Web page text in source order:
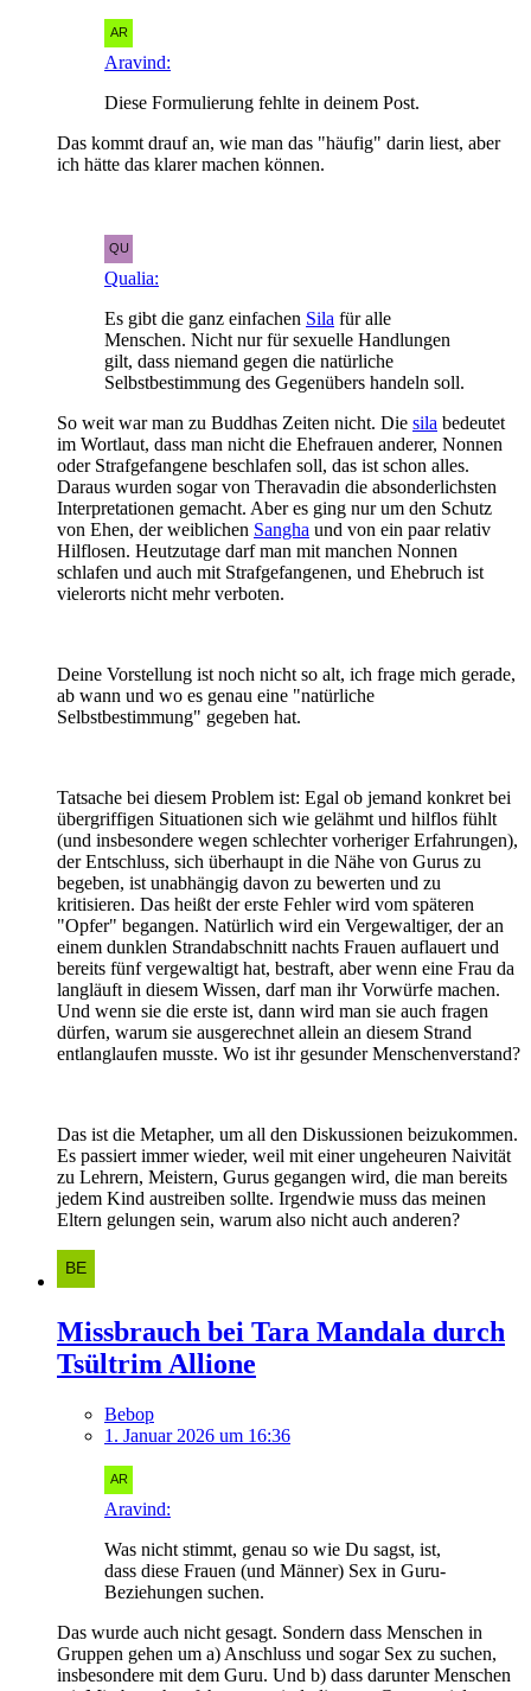
Aravind:
Diese Formulierung fehlte in deinem Post.
Das kommt drauf an, wie man das "häufig" darin liest, aber
ich hätte das klarer machen können.
Qualia:
Es gibt die ganz einfachen Sila für alle
Menschen. Nicht nur für sexuelle Handlungen
gilt, dass niemand gegen die natürliche
Selbstbestimmung des Gegenübers handeln soll.
So weit war man zu Buddhas Zeiten nicht. Die sila bedeutet
im Wortlaut, dass man nicht die Ehefrauen anderer, Nonnen
oder Strafgefangene beschlafen soll, das ist schon alles.
Daraus wurden sogar von Theravadin die absonderlichsten
Interpretationen gemacht. Aber es ging nur um den Schutz
von Ehen, der weiblichen Sangha und von ein paar relativ
Hilflosen. Heutzutage darf man mit manchen Nonnen
schlafen und auch mit Strafgefangenen, und Ehebruch ist
vielerorts nicht mehr verboten.
Deine Vorstellung ist noch nicht so alt, ich frage mich gerade,
ab wann und wo es genau eine "natürliche
Selbstbestimmung" gegeben hat.
Tatsache bei diesem Problem ist: Egal ob jemand konkret bei
übergriffigen Situationen sich wie gelähmt und hilflos fühlt
(und insbesondere wegen schlechter vorheriger Erfahrungen),
der Entschluss, sich überhaupt in die Nähe von Gurus zu
begeben, ist unabhängig davon zu bewerten und zu
kritisieren. Das heißt der erste Fehler wird vom späteren
"Opfer" begangen. Natürlich wird ein Vergewaltiger, der an
einem dunklen Strandabschnitt nachts Frauen auflauert und
bereits fünf vergewaltigt hat, bestraft, aber wenn eine Frau da
langläuft in diesem Wissen, darf man ihr Vorwürfe machen.
Und wenn sie die erste ist, dann wird man sie auch fragen
dürfen, warum sie ausgerechnet allein an diesem Strand
entlanglaufen musste. Wo ist ihr gesunder Menschenverstand?
Das ist die Metapher, um all den Diskussionen beizukommen.
Es passiert immer wieder, weil mit einer ungeheuren Naivität
zu Lehrern, Meistern, Gurus gegangen wird, die man bereits
jedem Kind austreiben sollte. Irgendwie muss das meinen
Eltern gelungen sein, warum also nicht auch anderen?
Missbrauch bei Tara Mandala durch
Tsültrim Allione
Bebop
1. Januar 2026 um 16:36
Aravind:
Was nicht stimmt, genau so wie Du sagst, ist,
dass diese Frauen (und Männer) Sex in Guru-
Beziehungen suchen.
Das wurde auch nicht gesagt. Sondern dass Menschen in
Gruppen gehen um a) Anschluss und sogar Sex zu suchen,
insbesondere mit dem Guru. Und b) dass darunter Menschen